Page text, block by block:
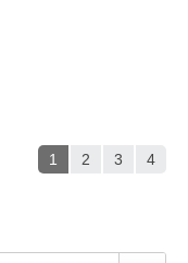
1 2 3 4